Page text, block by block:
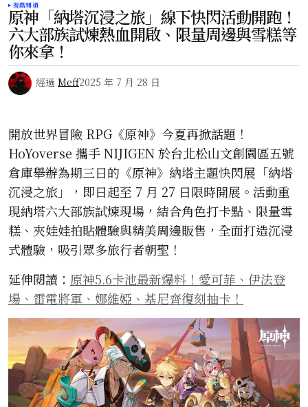
遊戲頻道
原神「納塔沉浸之旅」線下快閃活動開跑！
六大部族試煉熱血開啟、限量周邊與雪糕等
你來拿！
經過 Meff2025 年 7 月 28 日
開放世界冒險 RPG《原神》今夏再掀話題！
HoYoverse 攜手 NIJIGEN 於台北松山文創園區五號
倉庫舉辦為期三日的《原神》納塔主題快閃展「納塔
沉浸之旅」，即日起至 7 月 27 日限時開展。活動重
現納塔六大部族試煉現場，結合角色打卡點、限量雪
糕、夾娃娃拍貼體驗與精美周邊販售，全面打造沉浸
式體驗，吸引眾多旅行者朝聖！
延伸閱讀： 原神5.6卡池最新爆料！愛可菲、伊法登
場、雷電將軍、娜維婭、基尼齊復刻抽卡！